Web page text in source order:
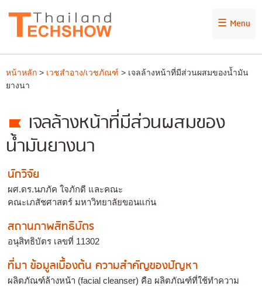
☰ Menu
หน้าหลัก > เวชสำอาง/เวชภัณฑ์ > เจลล้างหน้าที่มีส่วนผสมของน้ำมัน
ยางนา
เจลล้างหน้าที่มีส่วนผสมของ
น้ำมันยางนา
นักวิจัย
ผศ.ดร.นภภัค ใจภักดี และคณะ
คณะเภสัชศาสตร์ มหาวิทยาลัยขอนแก่น
สถานภาพสิทธิบัตร
อนุสิทธิบัตร เลขที่ 11302
ที่มา ข้อมูลเบื้องต้น ความสำคัญของปัญหา
ผลิตภัณฑ์ล้างหน้า (facial cleanser) คือ ผลิตภัณฑ์ที่ใช้ทำความ